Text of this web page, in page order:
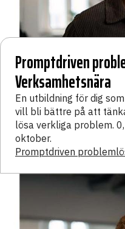
Promptdriven
Verksamhetsnära
En utbildning för dig
vill bli bättre på att
lösa verkliga problem.
oktober.
Promptdriven